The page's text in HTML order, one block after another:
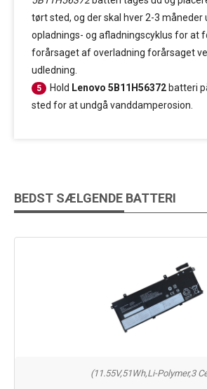
tørt sted, og der skal hver 2-3 måneder
opladnings- og afladningscyklus for at
forårsaget af overladning forårsaget
udledning.
5 Hold Lenovo 5B11H56372 batteri
sted for at undgå vanddamperosion.
BEDST SÆLGENDE BATTERI
(11.55V,51Wh,Li-Polymer,3